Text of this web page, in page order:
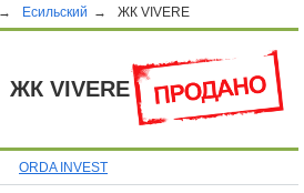
→ Есильский → ЖК VIVERE
ЖК VIVERE
ORDA INVEST